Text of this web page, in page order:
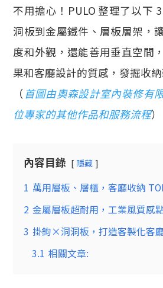
不用擔心！PULO 整理了以下
洞板到金屬鐵件、層板層架，
度和外觀，還能善用垂直空間
果和客廳設計的質感，發掘收納
（ 首圖由奧森設計室內裝修有
位專家的其他作品和服務流程）
內容目錄 隱藏
1 萬用層板、層櫃，客廳收納
2 金屬層板超耐用，工業風質感
3 掛鉤×洞洞板，打造客製化客
3.1 相關文章: